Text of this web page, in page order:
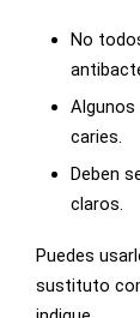
No
caries.
Deben
claros.
Puedes
sustituto